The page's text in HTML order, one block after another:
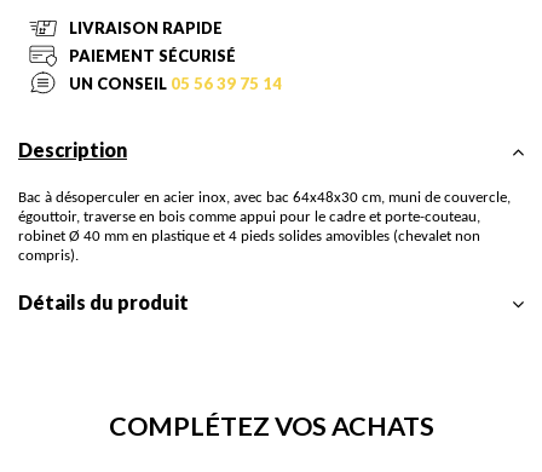
LIVRAISON RAPIDE
PAIEMENT SÉCURISÉ
UN CONSEIL 05 56 39 75 14
Description
Bac à désoperculer en acier inox, avec bac 64x48x30 cm, muni de couvercle,
égouttoir, traverse en bois comme appui pour le cadre et porte-couteau,
robinet Ø 40 mm en plastique et 4 pieds solides amovibles (chevalet non
compris).
Détails du produit
COMPLÉTEZ VOS ACHATS